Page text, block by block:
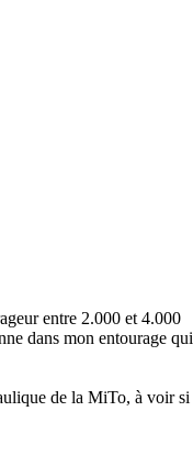
entre 2.000 et 4.000
dans mon entourage qui
de la MiTo, à voir si